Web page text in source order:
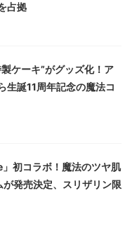
占拠
ケーキ”がグッズ化！ア
生誕11周年記念の魔法コ
」初コラボ！魔法のツヤ肌
発売決定、スリザリン限